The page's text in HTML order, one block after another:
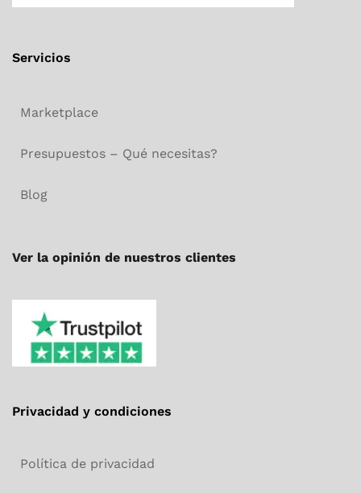
Servicios
Marketplace
Presupuestos – Qué necesitas?
Blog
Ver la opinión de nuestros clientes
Privacidad y condiciones
Política de privacidad